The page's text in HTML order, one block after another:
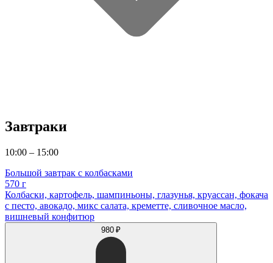
Завтраки
10:00 – 15:00
Большой завтрак с колбасками
570 г
Колбаски, картофель, шампиньоны, глазунья, круассан, фокача
с песто, авокадо, микс салата, креметте, сливочное масло,
вишневый конфитюр
980 ₽